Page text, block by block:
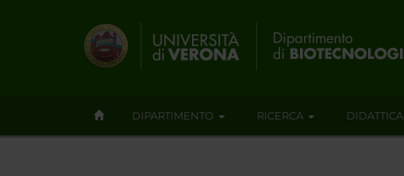
DIPARTIMENTO RICERCA DIDATTICA